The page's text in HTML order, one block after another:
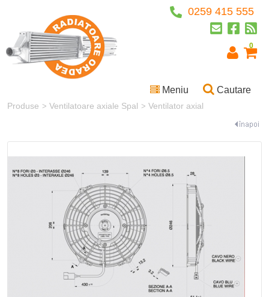
0
Meniu Cautare
Produse > Ventilatoare axiale Spal > Ventilator axial
0259 415 555